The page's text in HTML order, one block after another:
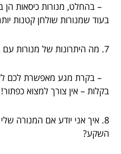
– בהחלט, מנורות כיסאות הן
בעוד שמנורות שולחן קטנות
7. מה היתרונות של מנורות עם בקרת מגע?
– בקרת מגע מאפשרת לכם
בקלות – אין צורך למצוא כפתור!
8. איך אני יודע אם המנורה
השקע?